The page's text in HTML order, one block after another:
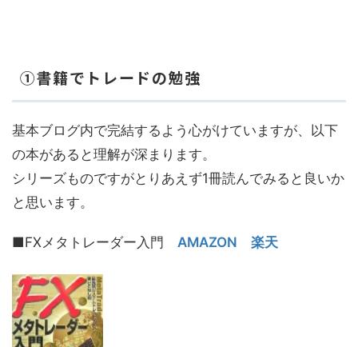
①書籍でトレードの勉強
基本ブログ内で完結するよう心がけていますが、以下
の本があると理解が深まります。
シリーズものですがとりあえず1冊読んでみると良いか
と思います。
■FXメタトレーダー入門 AMAZON 楽天